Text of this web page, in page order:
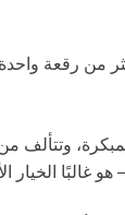
وتتألف
هو غالبًا الخيار